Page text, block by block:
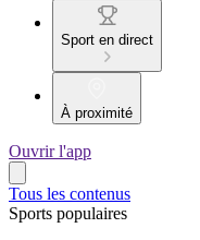
Sport en direct
À proximité
Ouvrir l'app
Tous les contenus
Sports populaires